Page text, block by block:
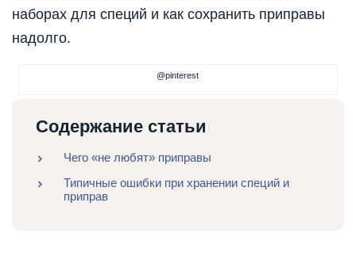
наборах для специй и как сохранить приправы
надолго.
@pinterest
Содержание статьи
Чего «не любят» приправы
Типичные ошибки при хранении специй и
приправ